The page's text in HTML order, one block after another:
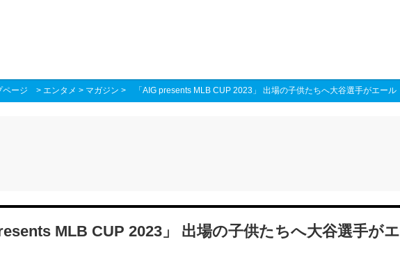
ページ > エンタメ > マガジン > 「AIG presents MLB CUP 2023」 出場の子供たちへ大谷選手がエール
MLB CUP 2023」 出場の子供たちへ大谷選手がエ